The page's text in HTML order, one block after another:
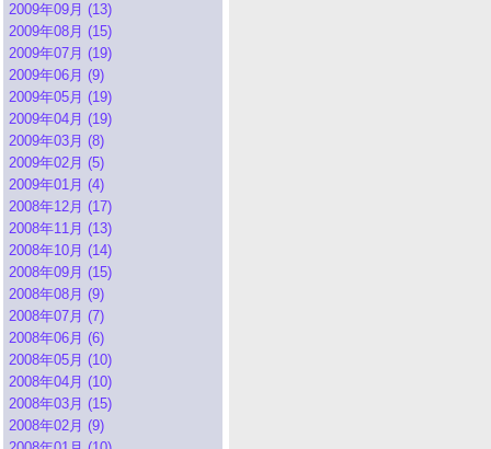
2009年09月 (13)
2009年08月 (15)
2009年07月 (19)
2009年06月 (9)
2009年05月 (19)
2009年04月 (19)
2009年03月 (8)
2009年02月 (5)
2009年01月 (4)
2008年12月 (17)
2008年11月 (13)
2008年10月 (14)
2008年09月 (15)
2008年08月 (9)
2008年07月 (7)
2008年06月 (6)
2008年05月 (10)
2008年04月 (10)
2008年03月 (15)
2008年02月 (9)